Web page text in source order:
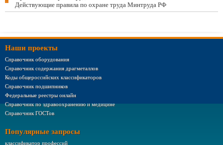
Действующие правила по охране труда Минтруда РФ
Наши проекты
Справочник оборудования
Справочник содержания драгметаллов
Коды общероссийских классификаторов
Справочник подшипников
Федеральные реестры онлайн
Справочник по здравоохранению и медицине
Справочник ГОСТов
Популярные запросы
классификатор профессий